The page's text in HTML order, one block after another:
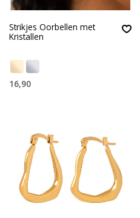
Strikjes Oorbellen met
Kristallen
16,90